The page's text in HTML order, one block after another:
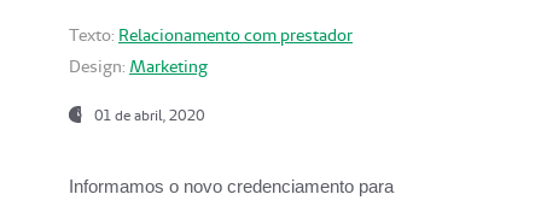
Texto: Relacionamento com prestador
Design: Marketing
01 de abril, 2020
Informamos o novo credenciamento para